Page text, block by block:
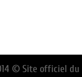
© Site officiel du